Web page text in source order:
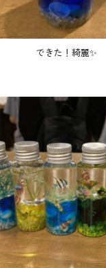
できた！綺麗✨